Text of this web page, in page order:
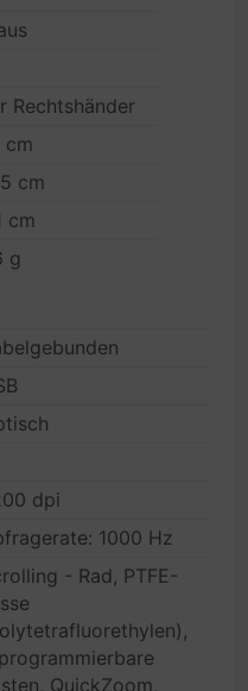
Rechtshänder
cm
cm
cm
g
dpi
1000 Hz
- Rad, PTFE-
QuickZoom,